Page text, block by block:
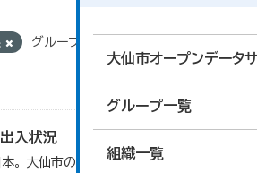
大仙市オープンデータ
グループ一覧
組織一覧
グループ:
出入状況
本。 大仙市の統計「8-1 秋田自動車道Ｉ